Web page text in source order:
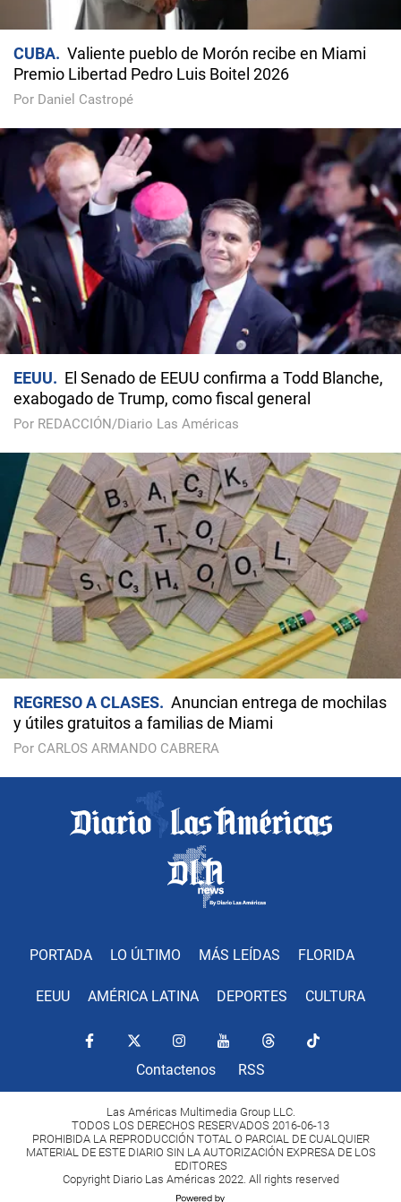
CUBA
Valiente pueblo de Morón recibe en Miami
Premio Libertad Pedro Luis Boitel 2026
Por Daniel Castropé
EEUU
El Senado de EEUU confirma a Todd Blanche,
exabogado de Trump, como fiscal general
Por REDACCIÓN/Diario Las Américas
REGRESO A CLASES
Anuncian entrega de mochilas
y útiles gratuitos a familias de Miami
Por CARLOS ARMANDO CABRERA
PORTADA LO ÚLTIMO MÁS LEÍDAS FLORIDA
EEUU AMÉRICA LATINA DEPORTES CULTURA
Contactenos RSS
Las Américas Multimedia Group LLC.
TODOS LOS DERECHOS RESERVADOS 2016-06-13
PROHIBIDA LA REPRODUCCIÓN TOTAL O PARCIAL DE CUALQUIER
MATERIAL DE ESTE DIARIO SIN LA AUTORIZACIÓN EXPRESA DE LOS
EDITORES
Copyright Diario Las Américas 2022. All rights reserved